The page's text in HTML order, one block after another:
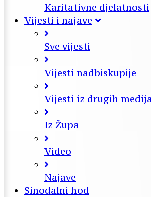
Karitativne djelatnosti
Vijesti i najave
Sve vijesti
Vijesti nadbiskupije
Vijesti iz drugih
Iz Župa
Video
Najave
Sinodalni hod